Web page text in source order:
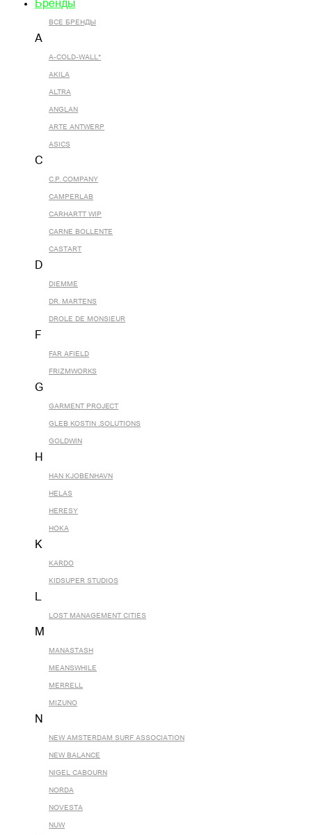
Бренды
ВСЕ БРЕНДЫ
A
A-COLD-WALL*
AKILA
ALTRA
ANGLAN
ARTE ANTWERP
ASICS
C
C.P. COMPANY
CAMPERLAB
CARHARTT WIP
CARNE BOLLENTE
CASTART
D
DIEMME
DR. MARTENS
DROLE DE MONSIEUR
F
FAR AFIELD
FRIZMWORKS
G
GARMENT PROJECT
GLEB KOSTIN .SOLUTIONS
GOLDWIN
H
HAN KJOBENHAVN
HELAS
HERESY
HOKA
K
KARDO
KIDSUPER STUDIOS
L
LOST MANAGEMENT CITIES
M
MANASTASH
MEANSWHILE
MERRELL
MIZUNO
N
NEW AMSTERDAM SURF ASSOCIATION
NEW BALANCE
NIGEL CABOURN
NORDA
NOVESTA
NUW